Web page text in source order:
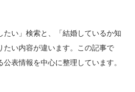
たい」検索と、「結婚しているか知
たい内容が違います。この記事で
表情報を中心に整理しています。